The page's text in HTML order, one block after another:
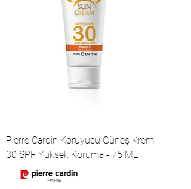
Pierre Cardin Koruyucu Güneş Kremi
30 SPF Yüksek Koruma - 75 ML